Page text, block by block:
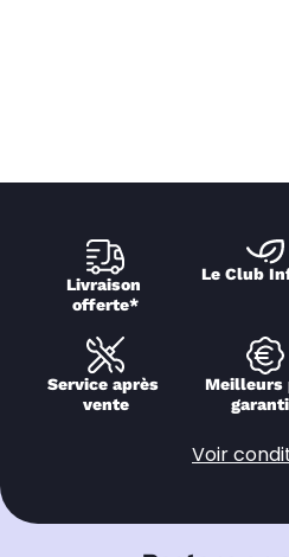
Livraison
offerte*
Le Club
Service après
vente
Meilleurs
Voir